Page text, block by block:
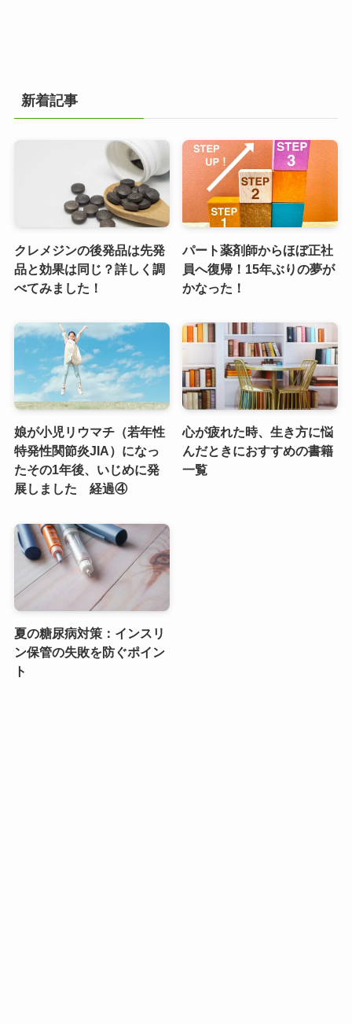
新着記事
クレメジンの後発品は先発
品と効果は同じ？詳しく調
べてみました！
パート薬剤師からほぼ正社
員へ復帰！15年ぶりの夢が
かなった！
娘が小児リウマチ（若年性
特発性関節炎JIA）になっ
たその1年後、いじめに発
展しました 経過④
心が疲れた時、生き方に悩
んだときにおすすめの書籍
一覧
夏の糖尿病対策：インスリ
ン保管の失敗を防ぐポイン
ト